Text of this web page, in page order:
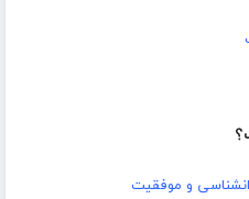
و موفقیت